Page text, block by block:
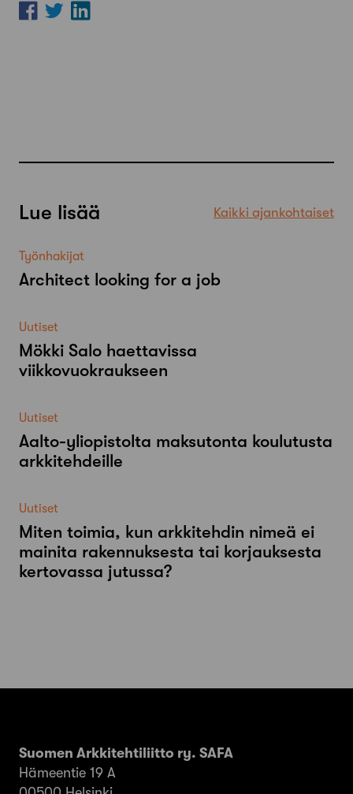
Lue lisää Kaikki ajankohtaiset
Työnhakijat
Architect looking for a job
Uutiset
Mökki Salo haettavissa
viikkovuokraukseen
Uutiset
Aalto-​yliopistolta maksutonta koulutusta
arkkitehdeille
Uutiset
Miten toimia, kun arkkitehdin nimeä ei
mainita rakennuksesta tai korjauksesta
kertovassa jutussa?
Suomen Arkkitehtiliitto ry. SAFA
Hämeentie 19 A